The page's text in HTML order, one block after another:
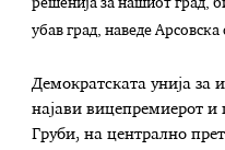
решенија за нашиот град,
убав град, наведе
Демократската унија за
најави вицепремиерот
Груби, на централно